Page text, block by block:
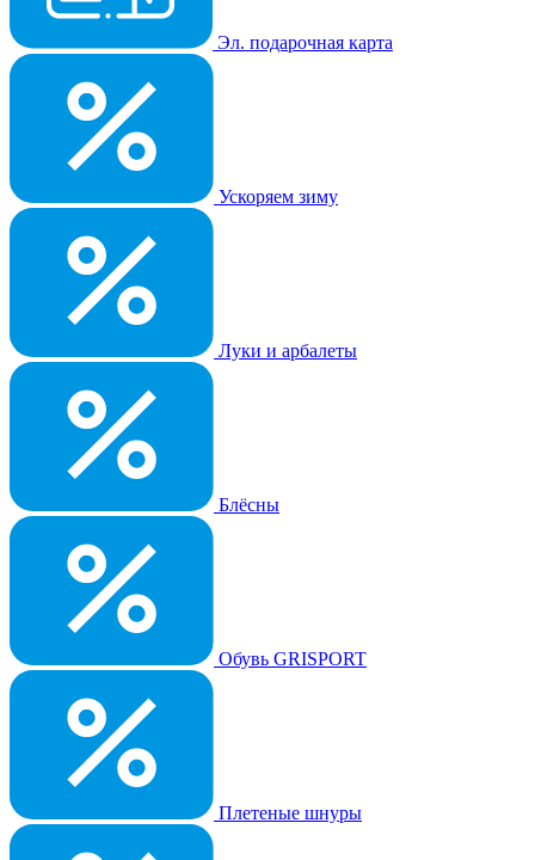
Эл. подарочная карта
Ускоряем зиму
Луки и арбалеты
Блёсны
Обувь GRISPORT
Плетеные шнуры